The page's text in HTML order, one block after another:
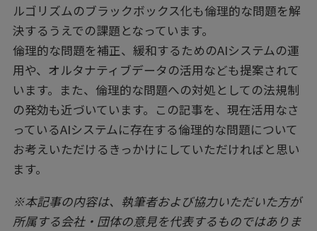
ルゴリズムのブラックボックス化も倫理的な問題を解
決するうえでの課題となっています。
倫理的な問題を補正、緩和するためのAIシステムの運
用や、オルタナティブデータの活用なども提案されて
います。また、倫理的な問題への対処としての法規制
の発効も近づいています。この記事を、現在活用なさ
っているAIシステムに存在する倫理的な問題について
お考えいただけるきっかけにしていただければと思い
ます。
※本記事の内容は、執筆者および協力いただいた方が
所属する会社・団体の意見を代表するものではありま